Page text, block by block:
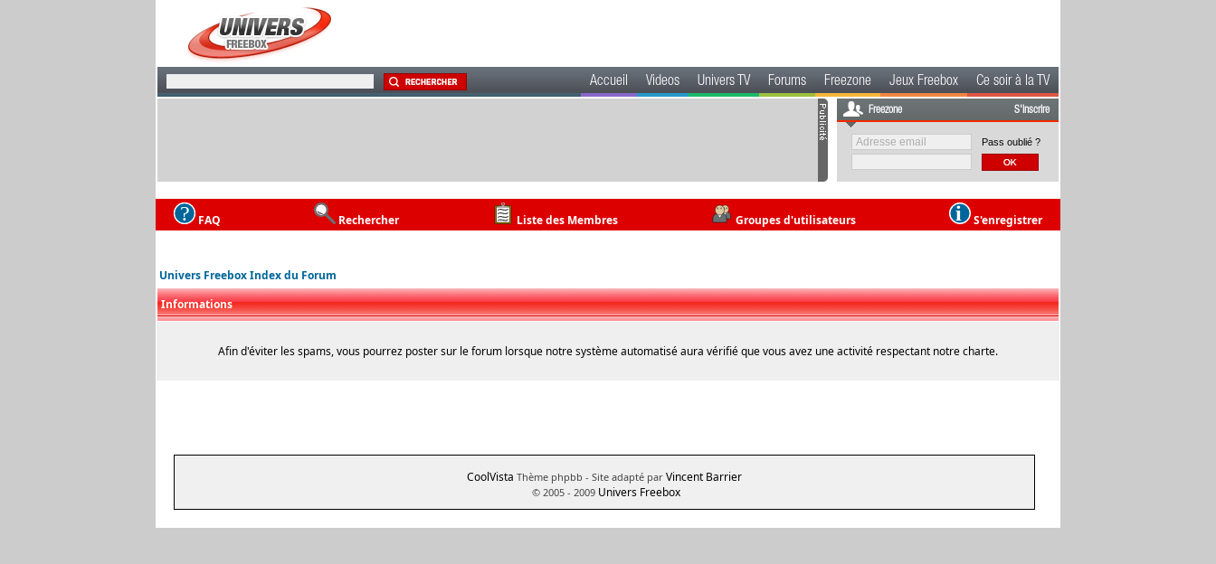
Accueil Videos Univers TV Forums Freezone Jeux Freebox Ce soir à la TV
Freezone S'inscrire
Pass oublié ?
FAQ Rechercher Liste des Membres Groupes d'utilisateurs S'enregistrer
Univers Freebox Index du Forum
Informations
Afin d'éviter les spams, vous pourrez poster sur le forum lorsque notre système automatisé aura vérifié que vous avez une activité respectant notre charte.
CoolVista Thème phpbb - Site adapté par Vincent Barrier
© 2005 - 2009 Univers Freebox